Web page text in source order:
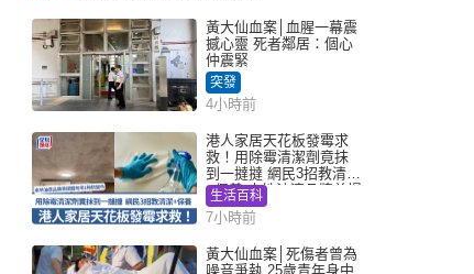
黃大仙血案│血腥一幕震
撼心靈 死者鄰居：個心
仲震緊
突發
4小時前
港人家居天花板發霉求
救！用除霉清潔劑竟抹
到一撻撻 網民3招教清潔
+保養 本地油漆品牌曾提
醒勿用1物防變色
生活百科
7小時前
黃大仙血案│死傷者曾為
噪音爭執 25歲青年身中